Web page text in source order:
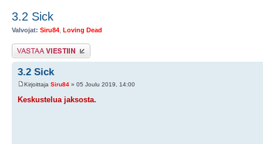
3.2 Sick
Valvojat: Siru84 Loving Dead
Lähetä vastaus
3.2 Sick
Kirjoittaja Siru84 » 05 Joulu 2019, 14:00
Keskustelua jaksosta.